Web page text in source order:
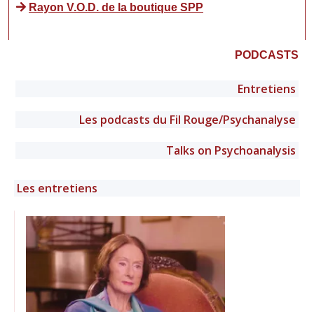
Rayon V.O.D. de la boutique SPP
PODCASTS
Entretiens
Les podcasts du Fil Rouge/Psychanalyse
Talks on Psychoanalysis
Les entretiens